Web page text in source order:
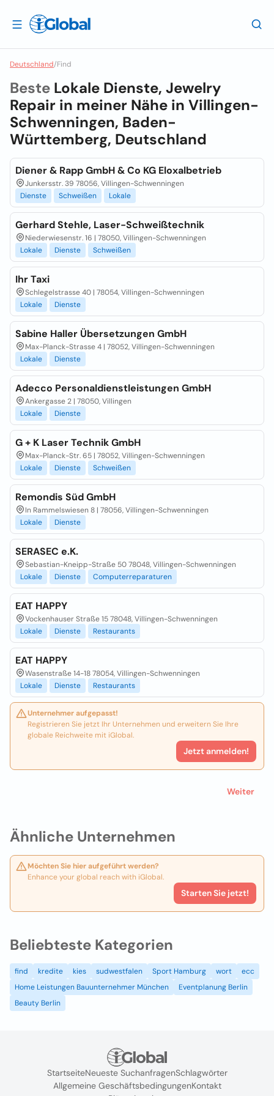
Deutschland/Find
Ähnliche Unternehmen
Möchten Sie hier aufgeführt werden?
Enhance your global reach with iGlobal.
Starten Sie jetzt!
Beste Lokale Dienste, Jewelry
Repair in meiner Nähe in Villingen-
Schwenningen, Baden-
Württemberg, Deutschland
Diener & Rapp GmbH & Co KG Eloxalbetrieb
Junkersstr. 39 78056, Villingen-Schwenningen
Dienste
Schweißen Lokale
Gerhard Stehle, Laser-Schweißtechnik
Niederwiesenstr. 16 | 78050, Villingen-Schwenningen
Lokale
Dienste Schweißen
Ihr Taxi
Schlegelstrasse 40 | 78054, Villingen-Schwenningen
Lokale
Dienste
Sabine Haller Übersetzungen GmbH
Max-Planck-Strasse 4 | 78052, Villingen-Schwenningen
Lokale
Dienste
Adecco Personaldienstleistungen GmbH
Ankergasse 2 | 78050, Villingen
Lokale
Dienste
G + K Laser Technik GmbH
Max-Planck-Str. 65 | 78052, Villingen-Schwenningen
Lokale
Dienste Schweißen
Remondis Süd GmbH
In Rammelswiesen 8 | 78056, Villingen-Schwenningen
Lokale
Dienste
SERASEC e.K.
Sebastian-Kneipp-Straße 50 78048, Villingen-Schwenningen
Lokale
Dienste Computerreparaturen
EAT HAPPY
Vockenhauser Straße 15 78048, Villingen-Schwenningen
Lokale
Dienste Restaurants
EAT HAPPY
Wasenstraße 14-18 78054, Villingen-Schwenningen
Lokale
Dienste Restaurants
Unternehmer aufgepasst!
Registrieren Sie jetzt Ihr Unternehmen und erweitern Sie Ihre
globale Reichweite mit iGlobal.
Jetzt anmelden!
Weiter
Beliebteste Kategorien
find kredite kies sudwestfalen Sport Hamburg wort
ecc
Home Leistungen Bauunternehmer München
Eventplanung Berlin
Beauty Berlin
StartseiteNeueste SuchanfragenSchlagwörter
Allgemeine GeschäftsbedingungenKontakt